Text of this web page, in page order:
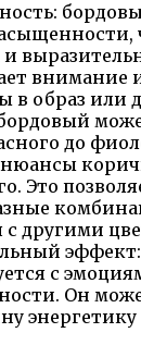
внимание
в образ или
до
Это
с другими
с
Он